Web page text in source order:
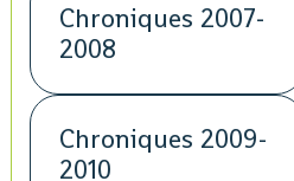
Chroniques 2007-
2008
Chroniques 2009-
2010